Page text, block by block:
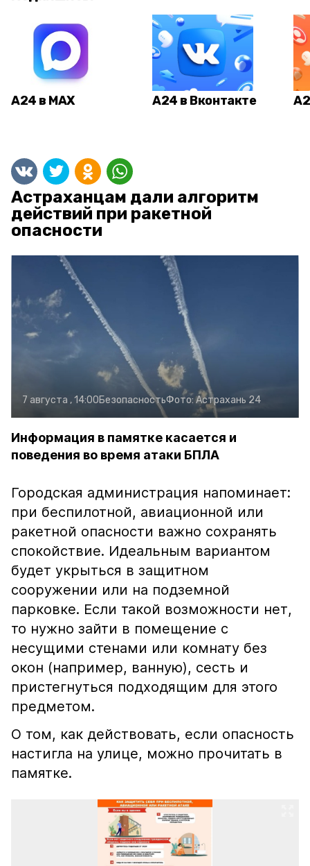
А24 в MAX А24 в Вконтакте
Астраханцам дали алгоритм
действий при ракетной
опасности
7 августа , 14:00БезопасностьФото: Астрахань 24
Информация в памятке касается и
поведения во время атаки БПЛА
Городская администрация напоминает:
при беспилотной, авиационной или
ракетной опасности важно сохранять
спокойствие. Идеальным вариантом
будет укрыться в защитном
сооружении или на подземной
парковке. Если такой возможности нет,
то нужно зайти в помещение с
несущими стенами или комнату без
окон (например, ванную), сесть и
пристегнуться подходящим для этого
предметом.
О том, как действовать, если опасность
настигла на улице, можно прочитать в
памятке.